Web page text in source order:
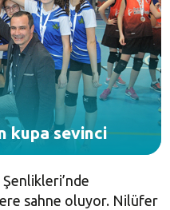
kupa sevinci
sahne oluyor. Nilüfer